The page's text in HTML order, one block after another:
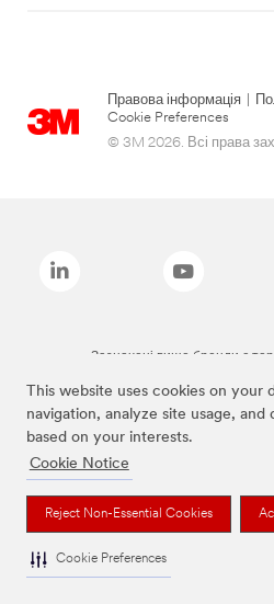
This website uses cookies on your
navigation, analyze site usage,
based on your interests.
Cookie Notice
Reject Non-Essential Cookies
Cookie Preferences
Правова інформація
Cookie Preferences
© 3M 2026. Всі права
Зазначені вище бренди є